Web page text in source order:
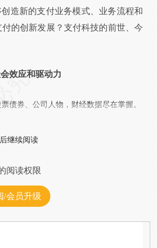
造新的支付业务模式、业务流程和
的创新发展？支付科技的前世、今
效应和驱动力
债券、公司人物，财经数据尽在掌握。
继续阅读
阅读权限
/会员升级